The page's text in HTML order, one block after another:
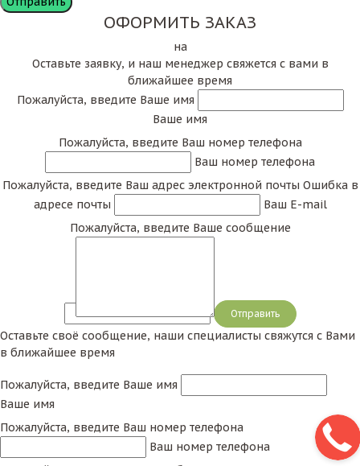
ОФОРМИТЬ ЗАКАЗ
на
Оставьте заявку, и наш менеджер свяжется с вами в
ближайшее время
Пожалуйста, введите Ваше имя
Ваше имя
Пожалуйста, введите Ваш номер телефона
Ваш номер телефона
Пожалуйста, введите Ваш адрес электронной почты Ошибка в
адресе почты
Ваш E-mail
Пожалуйста, введите Ваше сообщение
Сообщение
Оставьте своё сообщение, наши специалисты свяжутся с Вами
в ближайшее время
Пожалуйста, введите Ваше имя
Ваше имя
Пожалуйста, введите Ваш номер телефона
Ваш номер телефона